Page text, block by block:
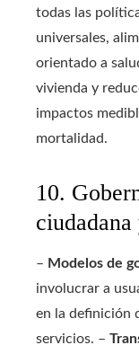
todas las
universales,
orientado a
vivienda y
impactos
mortalidad.
10.
– Modelos de
involucrar a
en la definición
servicios. –